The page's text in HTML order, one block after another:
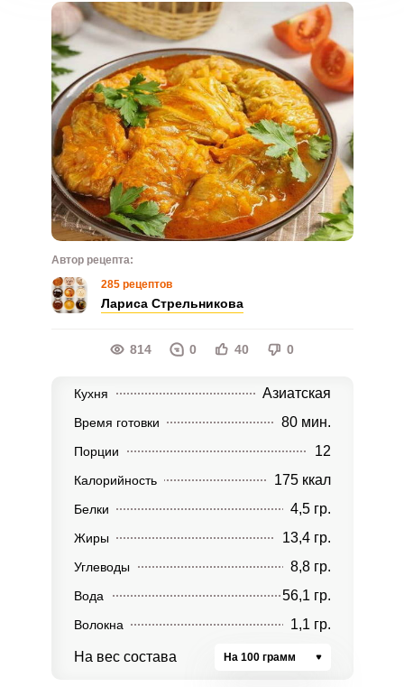
Автор рецепта:
285 рецептов
Лариса Стрельникова
814 0 40 0
Кухня Азиатская
Время готовки 80 мин.
Порции 12
Калорийность 175 ккал
Белки 4,5 гр.
Жиры 13,4 гр.
Углеводы 8,8 гр.
Вода 56,1 гр.
Волокна 1,1 гр.
На вес состава На 100 грамм